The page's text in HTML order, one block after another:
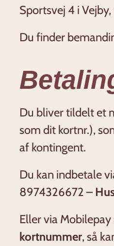
Sportsvej 4 i
Du finder
Du bliver tildelt et
som dit kortnr.),
af kontingent.
Du kan indbetale
8974326672 –
Eller via
kortnummer, så